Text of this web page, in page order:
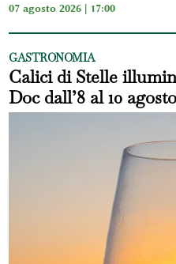
07 agosto 2026 | 17:00
GASTRONOMIA
Calici di Stelle
Doc dall’8 al 10 agosto